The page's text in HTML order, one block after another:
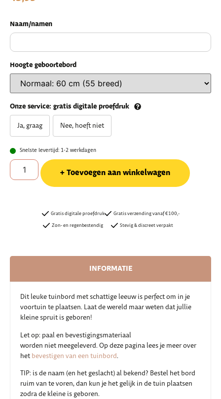
Naam/namen
Hoogte geboortebord
Onze service: gratis digitale proefdruk
Ja, graag Nee, hoeft niet
Snelste levertijd: 1-2 werkdagen
Toevoegen aan winkelwagen
Gratis digitale proefdruk
Zon- en regenbestendig
Gratis verzending vanaf €100,-
Stevig & discreet verpakt
INFORMATIE
Dit leuke tuinbord met schattige leeuw is perfect om in je
voortuin te plaatsen. Laat de wereld maar weten dat jullie
kleine spruit is geboren!
Let op: paal en bevestigingsmateriaal
worden niet meegeleverd. Op deze pagina lees je meer over
het bevestigen van een tuinbord.
TIP: is de naam (en het geslacht) al bekend? Bestel het bord
ruim van te voren, dan kun je het gelijk in de tuin plaatsen
zodra de kleine is geboren.